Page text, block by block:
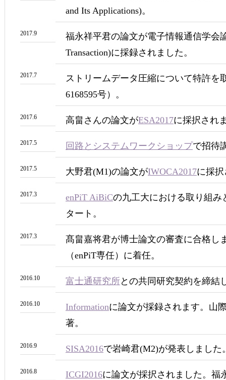
and Its Applications)。
2017.9
福永祥平君の論文が電子情報通信学会
Transaction)に採録されました。
2017.7
ストリームデータ圧縮について特許を
6168595号）。
2017.6 高畠さんの論文がESA2017に採択され
2017.5 回路とシステムワークショップで招待
2017.5 大野君(M1)の論文がIWOCA2017に採
2017.3 enPiT AiBiCの九工大における取り組み
タート。
2017.3
髙畠嘉将君が博士論文の審査に合格し
（enPiT専任）に着任。
2016.10 富士通研究所との共同研究契約を締結
2016.10 Informationに論文が採録されます。山
著。
2016.9 SISA2016で岩崎君(M2)が発表しました
2016.8 ICGI2016に論文が採択されました。福